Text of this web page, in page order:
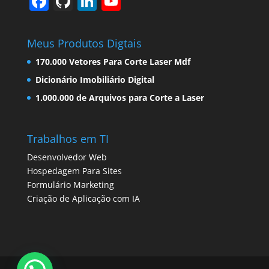
c
e
b
o
k
H
u
b
k
e
dI
n
u
T
u
b
a
n
Meus Produtos Digtais
170.000 Vetores Para Corte Laser Mdf
Dicionário Imobiliário Digital
1.000.000 de Arquivos para Corte a Laser
Trabalhos em TI
Desenvolvedor Web
Hospedagem Para Sites
Formulário Marketing
Criação de Aplicação com IA